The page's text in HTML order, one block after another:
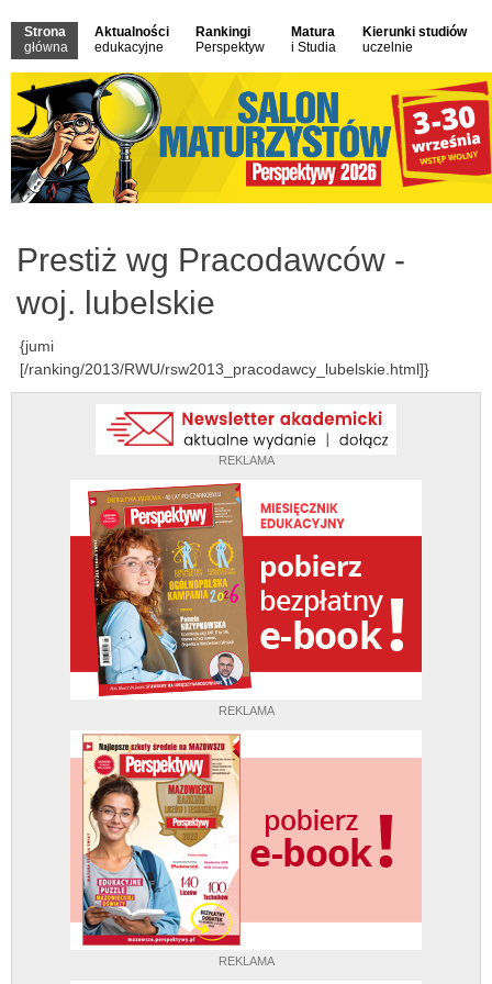
Strona
główna
Aktualności
edukacyjne
Rankingi
Perspektyw
Matura
i Studia
Kierunki studiów
uczelnie
REKLAMA
REKLAMA
REKLAMA
Prestiż wg Pracodawców -
woj. lubelskie
{jumi
[/ranking/2013/RWU/rsw2013_pracodawcy_lubelskie.html]}